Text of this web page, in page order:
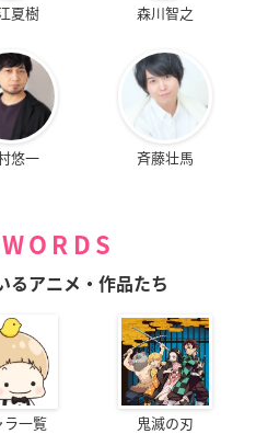
夏樹 森川智之
悠一 斉藤壮馬
るアニメ・作品たち
ラ一覧 鬼滅の刃